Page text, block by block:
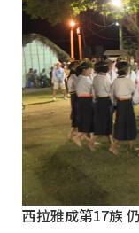
西拉雅成第17族